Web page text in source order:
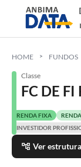
HOME FUNDOS
Classe
FC DE
RENDA FIXA
INVESTIDOR
Ver